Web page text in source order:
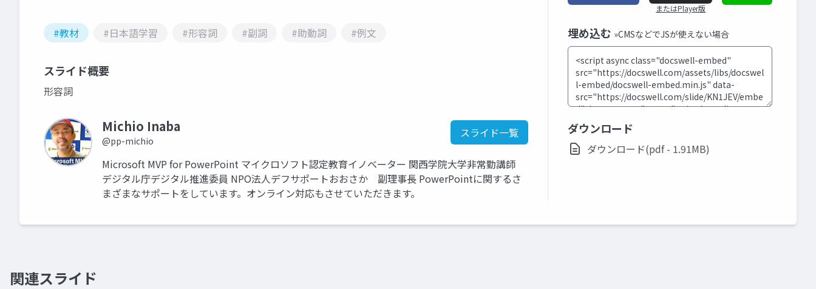
#教材 #日本語学習 #形容詞 #副詞 #助動詞 #例文
スライド概要
形容詞
Michio Inaba
@pp-michio
スライド一覧
Microsoft MVP for PowerPoint マイクロソフト認定教育イノベーター 関西学院大学非常勤講師
デジタル庁デジタル推進委員 NPO法人デフサポートおおさか 副理事長 PowerPointに関するさ
まざまなサポートをしています。オンライン対応もさせていただきます。
またはPlayer版
埋め込む »CMSなどでJSが使えない場合
ダウンロード
ダウンロード(pdf - 1.91MB)
関連スライド